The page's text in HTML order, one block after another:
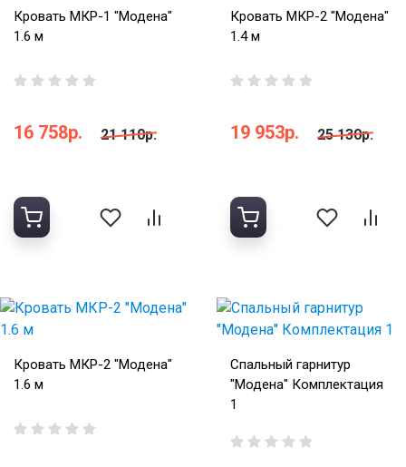
Кровать МКР-1 "Модена"
1.6 м
16 758р. 21 110р.
Кровать МКР-2 "Модена"
1.4 м
19 953р. 25 130р.
Кровать МКР-2 "Модена"
1.6 м
Спальный гарнитур
"Модена" Комплектация
1